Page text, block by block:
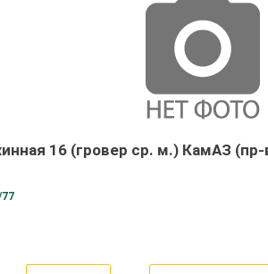
16 (гровер ср. м.) КамАЗ